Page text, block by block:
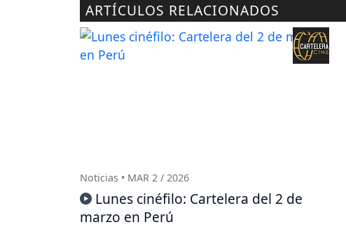
ARTÍCULOS RELACIONADOS
Noticias • MAR 2 / 2026
Lunes cinéfilo: Cartelera del 2 de
marzo en Perú